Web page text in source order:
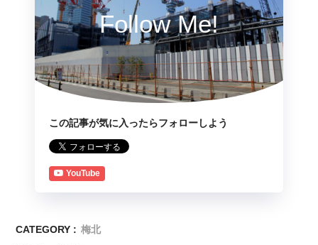
Follow Me!
この記事が気に入ったらフォローしよう
YouTube
CATEGORY : 梅北